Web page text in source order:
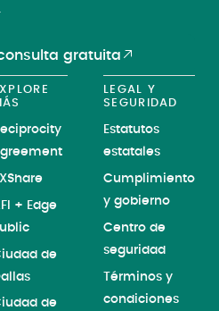
gratuita
+ Edge
de
de
LEGAL Y
SEGURIDAD
Estatutos
estatales
Cumplimiento
y gobierno
Centro de
seguridad
Términos y
condiciones